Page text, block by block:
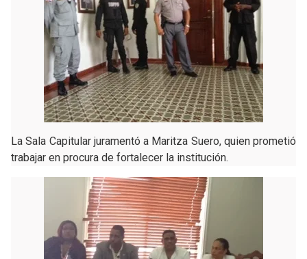
La Sala Capitular juramentó a Maritza Suero, quien prometió
trabajar en procura de fortalecer la institución.